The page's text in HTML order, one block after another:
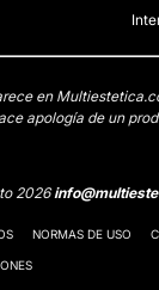
en
apología de un
2026
NORMAS DE USO